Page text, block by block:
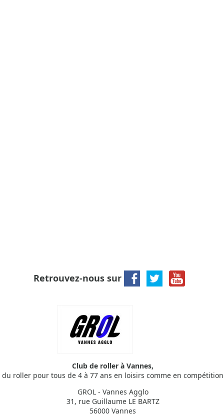
Retrouvez-nous sur
Club de roller à Vannes,
du roller pour tous de 4 à 77 ans en loisirs comme en compétition
GROL - Vannes Agglo
31, rue Guillaume LE BARTZ
56000 Vannes